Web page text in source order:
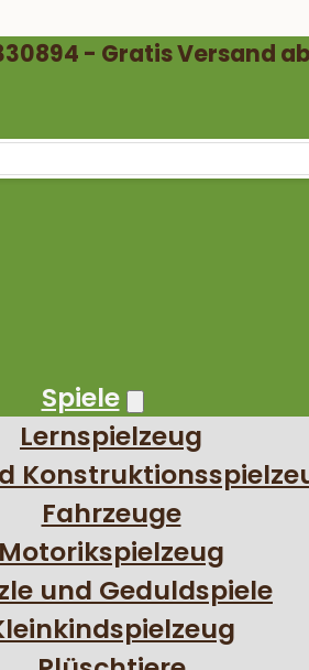
- Gratis Versand
Spiele
Lernspielzeug
Fahrzeuge
Motorikspielzeug
und Geduldspiele